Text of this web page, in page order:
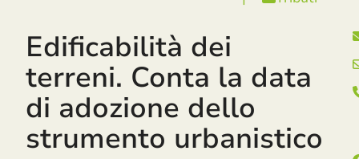
Edificabilità dei
terreni. Conta la data
di adozione dello
strumento urbanistico